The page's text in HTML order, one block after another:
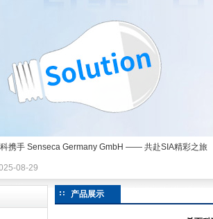
携手 Senseca Germany GmbH —— 共赴SIA精彩之旅
08-29
产品展示